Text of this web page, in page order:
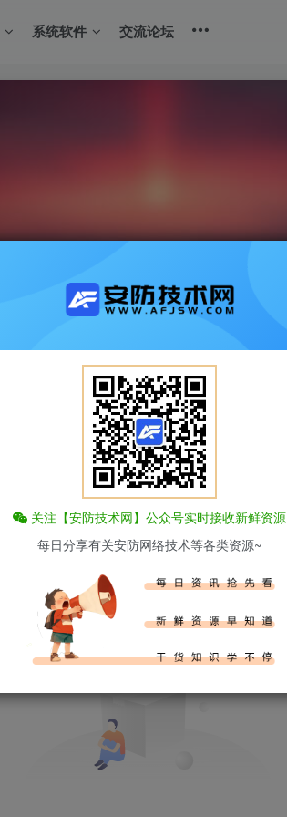
系统软件 交流论坛
山东省日照市 管理员 分区版主
关注【安防技术网】公众号实时接收新鲜资源
每日分享有关安防网络技术等各类资源~